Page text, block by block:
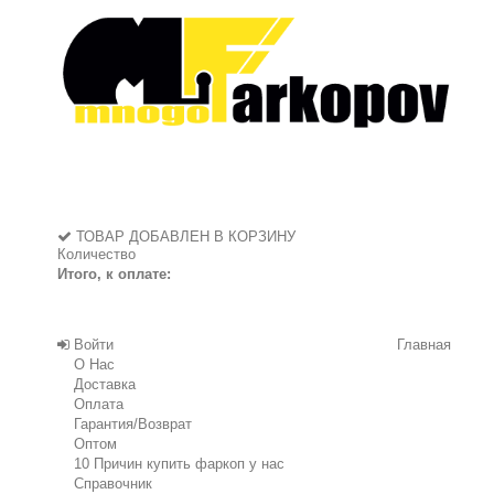
ТОВАР ДОБАВЛЕН В КОРЗИНУ
Количество
Итого, к оплате:
Войти
Главная
О Нас
Доставка
Оплата
Гарантия/Возврат
Оптом
10 Причин купить фаркоп у нас
Справочник